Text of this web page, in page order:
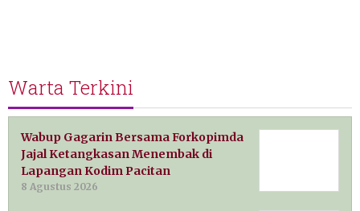
Warta Terkini
Wabup Gagarin Bersama Forkopimda
Jajal Ketangkasan Menembak di
Lapangan Kodim Pacitan
8 Agustus 2026